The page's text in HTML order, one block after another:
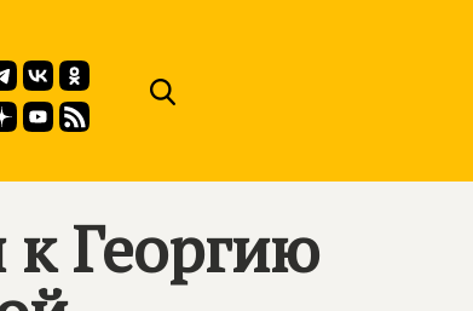
к Георгию